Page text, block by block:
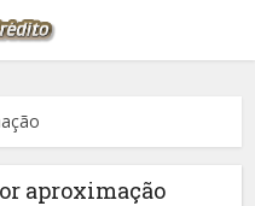
aproximação